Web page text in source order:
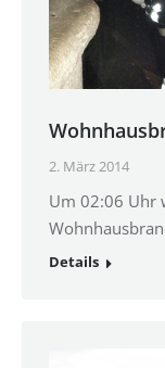
2. März 2014
Um 02:06 Uhr
Details